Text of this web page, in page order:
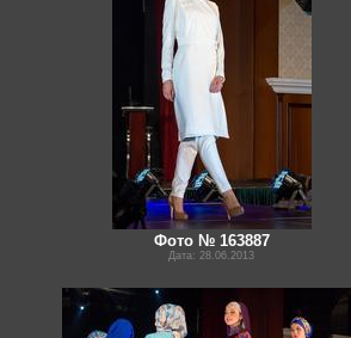
Фото № 163887
Дата: 28.06.2013